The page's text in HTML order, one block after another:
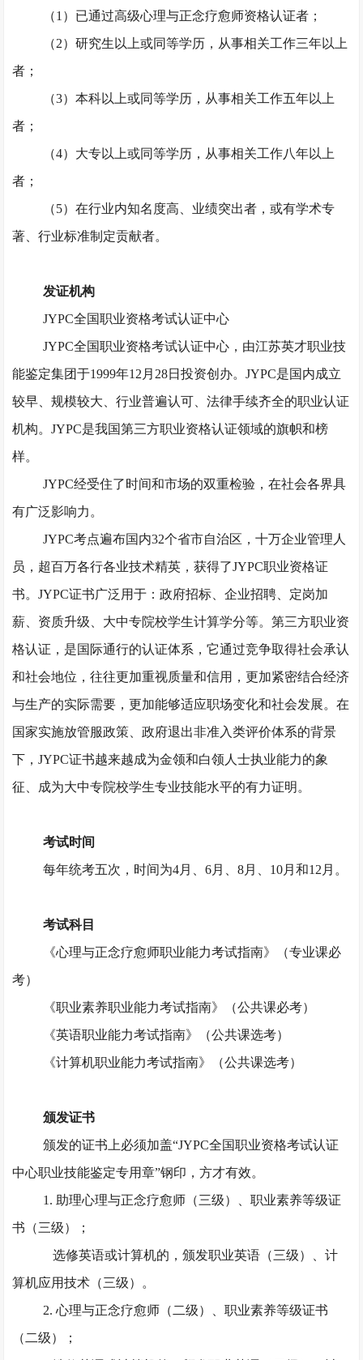
（1）已通过高级心理与正念疗愈师资格认证者；
（2）研究生以上或同等学历，从事相关工作三年以上
者；
（3）本科以上或同等学历，从事相关工作五年以上
者；
（4）大专以上或同等学历，从事相关工作八年以上
者；
（5）在行业内知名度高、业绩突出者，或有学术专
著、行业标准制定贡献者。
发证机构
JYPC全国职业资格考试认证中心
JYPC全国职业资格考试认证中心，由江苏英才职业技
能鉴定集团于1999年12月28日投资创办。JYPC是国内成立
较早、规模较大、行业普遍认可、法律手续齐全的职业认证
机构。JYPC是我国第三方职业资格认证领域的旗帜和榜
样。
JYPC经受住了时间和市场的双重检验，在社会各界具
有广泛影响力。
JYPC考点遍布国内32个省市自治区，十万企业管理人
员，超百万各行各业技术精英，获得了JYPC职业资格证
书。JYPC证书广泛用于：政府招标、企业招聘、定岗加
薪、资质升级、大中专院校学生计算学分等。第三方职业资
格认证，是国际通行的认证体系，它通过竞争取得社会承认
和社会地位，往往更加重视质量和信用，更加紧密结合经济
与生产的实际需要，更加能够适应职场变化和社会发展。在
国家实施放管服政策、政府退出非准入类评价体系的背景
下，JYPC证书越来越成为金领和白领人士执业能力的象
征、成为大中专院校学生专业技能水平的有力证明。
考试时间
每年统考五次，时间为4月、6月、8月、10月和12月。
考试科目
《心理与正念疗愈师职业能力考试指南》（专业课必
考）
《职业素养职业能力考试指南》（公共课必考）
《英语职业能力考试指南》（公共课选考）
《计算机职业能力考试指南》（公共课选考）
颁发证书
颁发的证书上必须加盖“JYPC全国职业资格考试认证
中心职业技能鉴定专用章”钢印，方才有效。
1. 助理心理与正念疗愈师（三级）、职业素养等级证
书（三级）；
选修英语或计算机的，颁发职业英语（三级）、计
算机应用技术（三级）。
2. 心理与正念疗愈师（二级）、职业素养等级证书
（二级）；